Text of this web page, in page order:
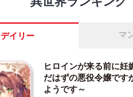
デイリー マ
ヒロインが来る前に妊
だはずの悪役令嬢です
ようです～